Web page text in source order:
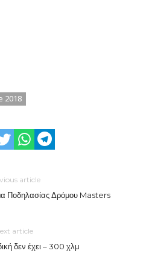
2018
article
Ποδηλασίας Δρόμου Masters
article
δεν έχει – 300 χλμ